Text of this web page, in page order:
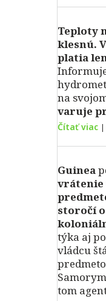
Teploty
klesnú.
platia
na
varuje
Čítať viac |
Guinea
vrátenie
storočí
týka aj
vládcu
tom